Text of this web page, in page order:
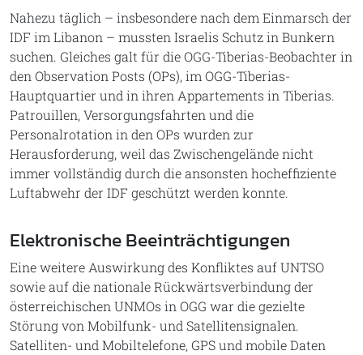
Nahezu täglich – insbesondere nach dem Einmarsch der
IDF im Libanon – mussten Israelis Schutz in Bunkern
suchen. Gleiches galt für die OGG-Tiberias-Beobachter in
den Observation Posts (OPs), im OGG-Tiberias-
Hauptquartier und in ihren Appartements in Tiberias.
Patrouillen, Versorgungsfahrten und die
Personalrotation in den OPs wurden zur
Herausforderung, weil das Zwischengelände nicht
immer vollständig durch die ansonsten hocheffiziente
Luftabwehr der IDF geschützt werden konnte.
Elektronische Beeinträchtigungen
Eine weitere Auswirkung des Konfliktes auf UNTSO
sowie auf die nationale Rückwärtsverbindung der
österreichischen UNMOs in OGG war die gezielte
Störung von Mobilfunk- und Satellitensignalen.
Satelliten- und Mobiltelefone, GPS und mobile Daten